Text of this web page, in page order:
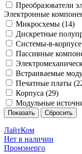
Преобразователи
Электронные
Микросхемы (14)
Дискретные
Системы-в-
Пассивные
Встраиваемые
Печатные платы (
Корпуса (29)
Модульные
ЛайтКом
Нет в наличии
Промэнерго